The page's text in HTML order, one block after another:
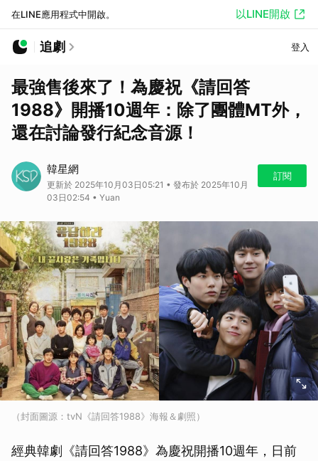
在LINE應用程式中開啟。 以LINE開啟
追劇 登入
最強售後來了！為慶祝《請回答
1988》開播10週年：除了團體MT外，
還在討論發行紀念音源！
韓星網
更新於 2025年10月03日05:21 • 發布於 2025年10月
03日02:54 • Yuan
訂閱
（封面圖源：tvN《請回答1988》海報＆劇照）
經典韓劇《請回答1988》為慶祝開播10週年，日前